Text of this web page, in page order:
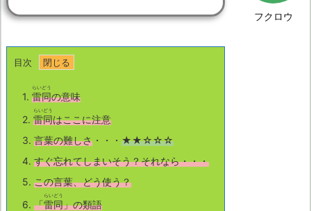
フクロウ
目次
1. 雷同
らいどう
の意味
2. 雷同
らいどう
はここに注意
3. 言葉の難しさ ・・・ ★★☆☆☆
4. すぐ忘れてしまいそう？それなら・・・
5. この言葉、どう使う？
6. 「雷同
らいどう
」の類語